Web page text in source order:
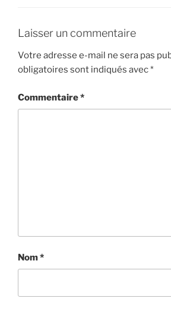
Laisser un commentaire
Votre adresse e-mail ne sera pas
obligatoires sont indiqués avec*
Commentaire*
Nom*